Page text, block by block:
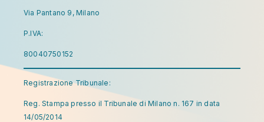
Via Pantano 9, Milano
P.IVA:
80040750152
Registrazione Tribunale:
Reg. Stampa presso il Tribunale di Milano n. 167 in data
14/05/2014